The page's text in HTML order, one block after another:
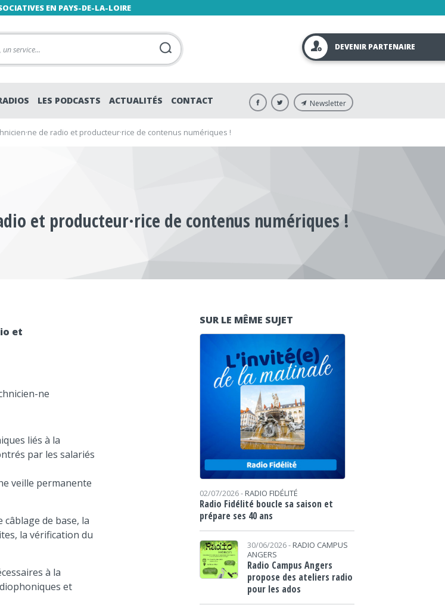
EN PAYS-DE-LA-LOIRE
DEVENIR PARTENAIRE
LES PODCASTS ACTUALITÉS CONTACT Newsletter
de radio et producteur·rice de contenus numériques !
et producteur·rice de contenus numériques !
et
ne
liés à la
par les salariés
veille permanente
de base, la
la vérification du
à la
et
SUR LE MÊME SUJET
02/07/2026 - RADIO FIDÉLITÉ
Radio Fidélité boucle sa saison et
prépare ses 40 ans
30/06/2026 - RADIO CAMPUS
ANGERS
Radio Campus Angers
propose des ateliers radio
pour les ados